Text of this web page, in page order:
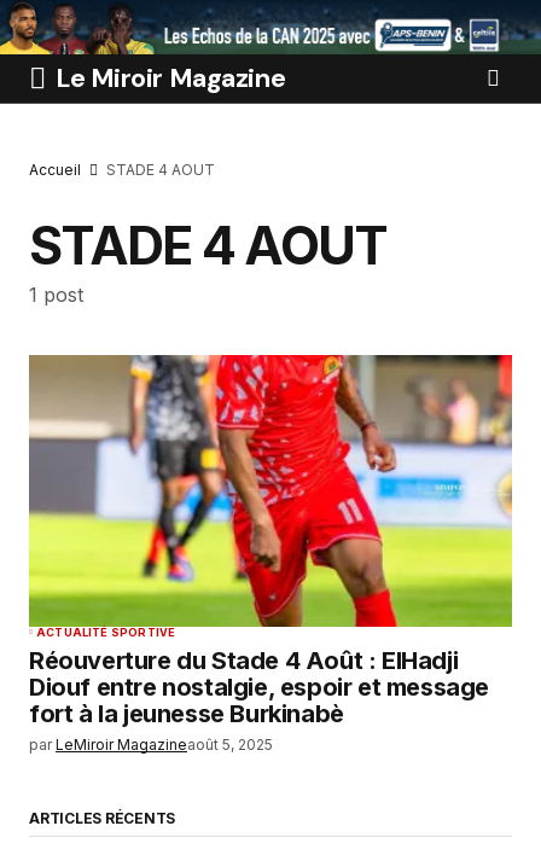
Le Miroir Magazine
Accueil STADE 4 AOUT
STADE 4 AOUT
1 post
ACTUALITÉ SPORTIVE
Réouverture du Stade 4 Août : ElHadji
Diouf entre nostalgie, espoir et message
fort à la jeunesse Burkinabè
par LeMiroir Magazineaoût 5, 2025
ARTICLES RÉCENTS